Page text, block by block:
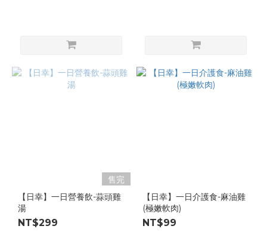
售完
【日幸】一日營養飲-蒜頭雞
湯
NT$299
【日幸】一日介護食-麻油雞
(極嫩軟肉)
NT$99